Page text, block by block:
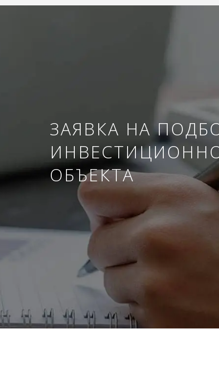
ЗАЯВКА НА
ОБЪЕКТА